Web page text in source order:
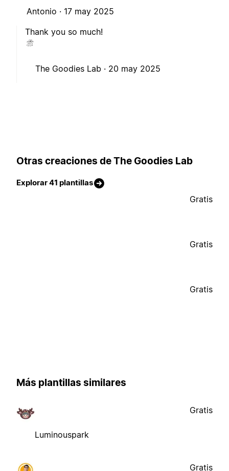
Antonio · 17 may 2025
Thank you so much!
The Goodies Lab · 20 may 2025
Otras creaciones de The Goodies Lab
Explorar 41 plantillas
Gratis
Gratis
Gratis
Más plantillas similares
Luminouspark
Gratis
Gratis